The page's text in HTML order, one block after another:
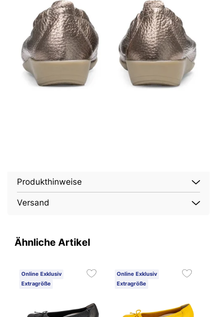
Produkthinweise
Versand
Ähnliche Artikel
Online Exklusiv
Extragröße
Online Exklusiv
Extragröße